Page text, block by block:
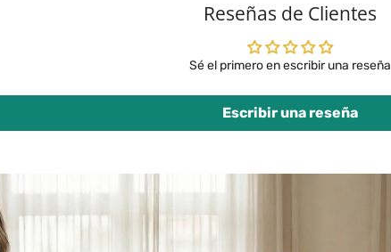
Reseñas de Clientes
Sé el primero en escribir una reseña
Escribir una reseña